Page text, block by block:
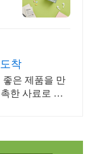
착
좋은 제품을 만
한 사료로 식